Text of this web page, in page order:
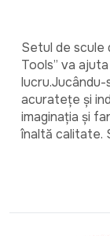
Setul de scule
Tools” va
acuratețe și
imaginația și
înaltă calitate.